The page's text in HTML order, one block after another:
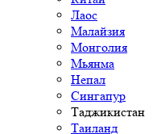
Лаос
Малайзия
Монголия
Мьянма
Непал
Сингапур
Таджикистан
Таиланд